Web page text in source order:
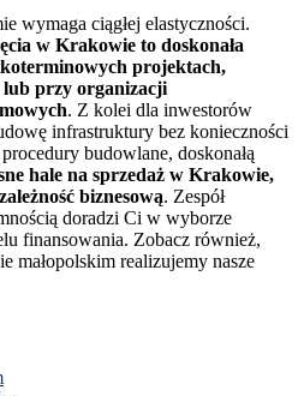
wymaga ciągłej elastyczności.
w Krakowie to doskonała
projektach,
lub przy organizacji
. Z kolei dla inwestorów
infrastruktury bez konieczności
budowlane, doskonałą
hale na sprzedaż w Krakowie,
biznesową. Zespół
doradzi Ci w wyborze
finansowania. Zobacz również,
małopolskim realizujemy nasze